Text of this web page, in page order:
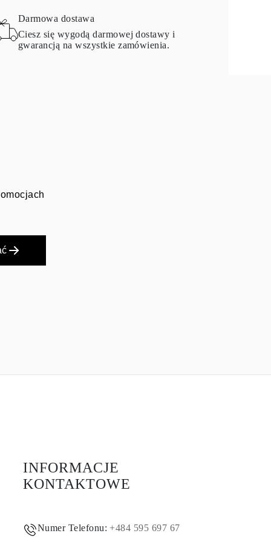
Darmowa dostawa
Ciesz się wygodą darmowej dostawy i
gwarancją na wszystkie zamówienia.
INFORMACJE
KONTAKTOWE
Numer Telefonu:+484 595 697 67